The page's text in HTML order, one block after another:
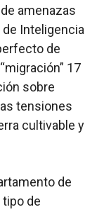
amenazas
Inteligencia
de
17
sobre
tensiones
cultivable y
de
de